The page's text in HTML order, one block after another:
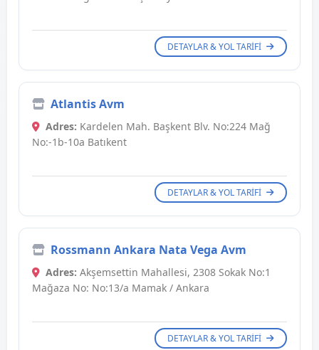
DETAYLAR & YOL TARIFI
Atlantis Avm
Adres: Kardelen Mah. Başkent Blv. No:224 Mağ
No:-1b-10a Batıkent
DETAYLAR & YOL TARIFI
Rossmann Ankara Nata Vega Avm
Adres: Akşemsettin Mahallesi, 2308 Sokak No:1
Mağaza No: No:13/a Mamak / Ankara
DETAYLAR & YOL TARIFI